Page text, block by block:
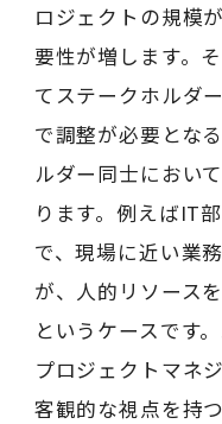
ロジェクトの規模
要性が増します。
てステークホルダ
で調整が必要とな
ルダー同士におい
ります。例えばIT
で、現場に近い業
が、人的リソース
というケースです
プロジェクトマネ
客観的な視点を持